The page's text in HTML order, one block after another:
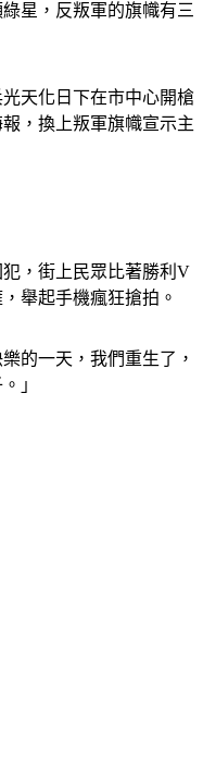
星，反叛軍的旗幟有三
天化日下在市中心開槍
，換上叛軍旗幟宣示主
，街上民眾比著勝利V
舉起手機瘋狂搶拍。
的一天，我們重生了，
」